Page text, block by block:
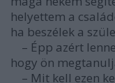
helyettem a
ha beszélek a
– Épp azért
hogy ön
– Mit kell ezen